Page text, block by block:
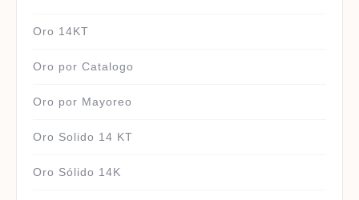
Oro 14KT
Oro por Catalogo
Oro por Mayoreo
Oro Solido 14 KT
Oro Sólido 14K